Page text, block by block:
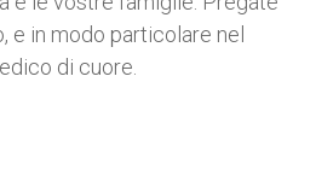
e in modo particolare nel
di cuore.